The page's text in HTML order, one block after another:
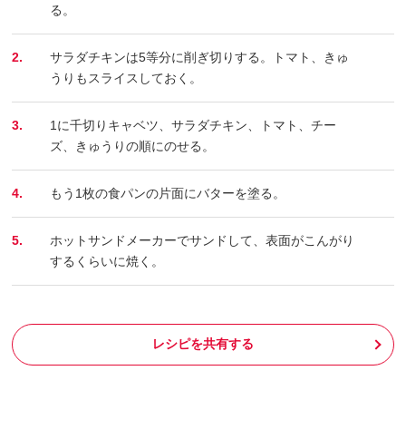
る。
2.
サラダチキンは5等分に削ぎ切りする。トマト、きゅ
うりもスライスしておく。
3.
1に千切りキャベツ、サラダチキン、トマト、チー
ズ、きゅうりの順にのせる。
4. もう1枚の食パンの片面にバターを塗る。
5.
ホットサンドメーカーでサンドして、表面がこんがり
するくらいに焼く。
レシピを共有する